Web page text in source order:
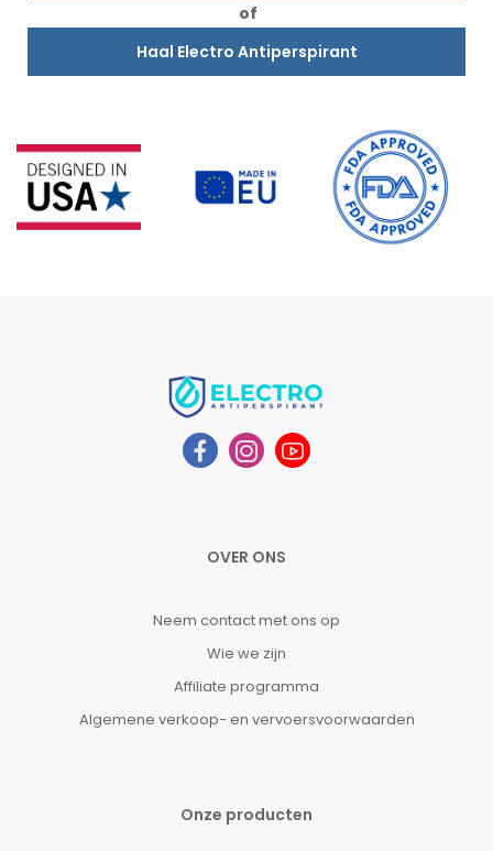
of
Haal Electro Antiperspirant
OVER ONS
Neem contact met ons op
Wie we zijn
Affiliate programma
Algemene verkoop- en vervoersvoorwaarden
Onze producten